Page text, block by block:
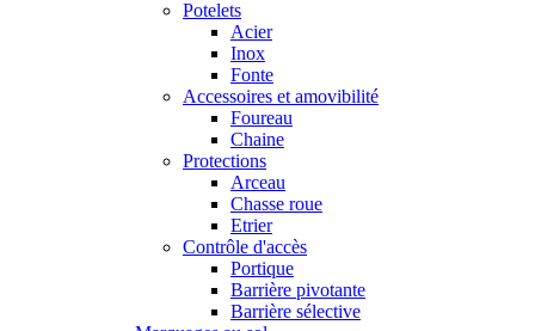
Potelets
Acier
Inox
Fonte
Accessoires et amovibilité
Foureau
Chaine
Protections
Arceau
Chasse roue
Etrier
Contrôle d'accès
Portique
Barrière pivotante
Barrière sélective